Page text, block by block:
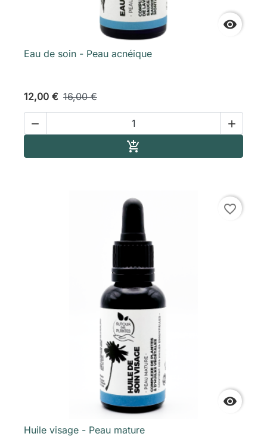

Eau de soin - Peau acnéique
12,00 € 16,00 €
 


favorite_border
Huile visage - Peau mature